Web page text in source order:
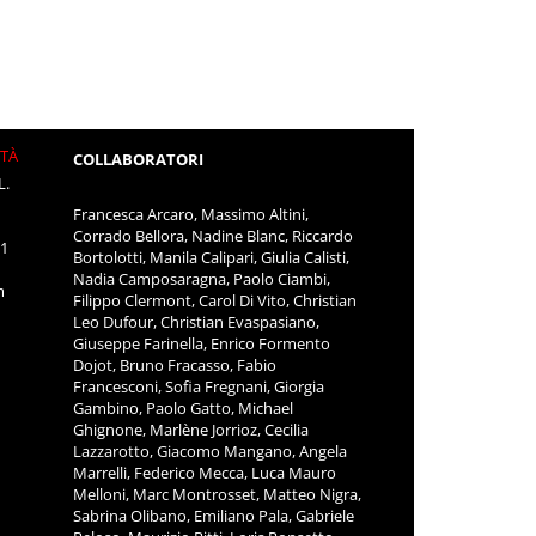
COLLABORATORI
Francesca Arcaro, Massimo Altini,
Corrado Bellora, Nadine Blanc, Riccardo
Bortolotti, Manila Calipari, Giulia Calisti,
Nadia Camposaragna, Paolo Ciambi,
Filippo Clermont, Carol Di Vito, Christian
Leo Dufour, Christian Evaspasiano,
Giuseppe Farinella, Enrico Formento
Dojot, Bruno Fracasso, Fabio
Francesconi, Sofia Fregnani, Giorgia
Gambino, Paolo Gatto, Michael
Ghignone, Marlène Jorrioz, Cecilia
Lazzarotto, Giacomo Mangano, Angela
Marrelli, Federico Mecca, Luca Mauro
Melloni, Marc Montrosset, Matteo Nigra,
Sabrina Olibano, Emiliano Pala, Gabriele